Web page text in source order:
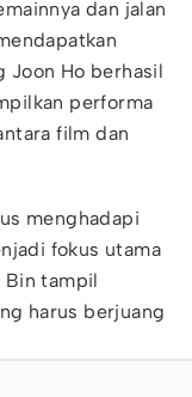
dan jalan
Joon Ho berhasil
performa
film dan
menghadapi
fokus utama
tampil
harus berjuang